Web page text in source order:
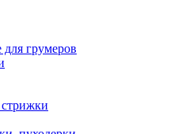
грумеров